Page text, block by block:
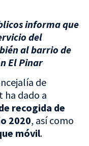
informa que
del
al barrio de
El Pinar
de
ha dado a
recogida de
2020, así como
móvil.